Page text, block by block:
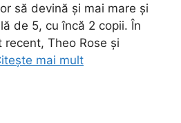
să devină și mai mare și
de 5, cu încă 2 copii. În
Theo Rose și
mai mult